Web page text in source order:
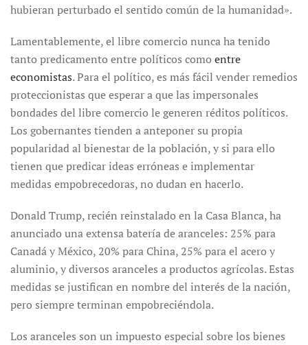
hubieran perturbado el sentido común de la humanidad».
Lamentablemente, el libre comercio nunca ha tenido
tanto predicamento entre políticos como entre
economistas. Para el político, es más fácil vender remedios
proteccionistas que esperar a que las impersonales
bondades del libre comercio le generen réditos políticos.
Los gobernantes tienden a anteponer su propia
popularidad al bienestar de la población, y si para ello
tienen que predicar ideas erróneas e implementar
medidas empobrecedoras, no dudan en hacerlo.
Donald Trump, recién reinstalado en la Casa Blanca, ha
anunciado una extensa batería de aranceles: 25% para
Canadá y México, 20% para China, 25% para el acero y
aluminio, y diversos aranceles a productos agrícolas. Estas
medidas se justifican en nombre del interés de la nación,
pero siempre terminan empobreciéndola.
Los aranceles son un impuesto especial sobre los bienes